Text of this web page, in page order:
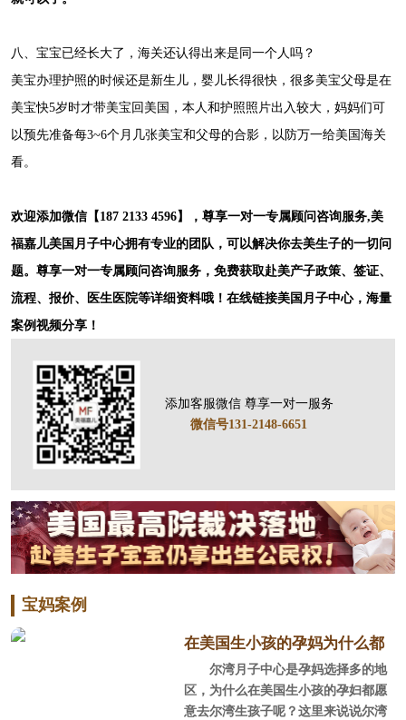
八、宝宝已经长大了，海关还认得出来是同一个人吗？
美宝办理护照的时候还是新生儿，婴儿长得很快，很多美宝父母是在
美宝快5岁时才带美宝回美国，本人和护照照片出入较大，妈妈们可
以预先准备每3~6个月几张美宝和父母的合影，以防万一给美国海关
看。
欢迎添加微信【187 2133 4596】，尊享一对一专属顾问咨询服务,美
福嘉儿美国月子中心拥有专业的团队，可以解决你去美生子的一切问
题。尊享一对一专属顾问咨询服务，免费获取赴美产子政策、签证、
流程、报价、医生医院等详细资料哦！在线链接美国月子中心，海量
案例视频分享！
添加客服微信 尊享一对一服务
微信号131-2148-6651
宝妈案例
在美国生小孩的孕妈为什么都
选尔湾？
尔湾月子中心是孕妈选择多的地
区，为什么在美国生小孩的孕妇都愿
意去尔湾生孩子呢？这里来说说尔湾